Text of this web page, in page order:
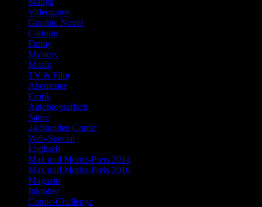
Videogame
Graphic Novel
Cartoon
Funny
Mystery
Musik
TV & Film
Abenteuer
Erotik
Autobiografisch
Satire
24 Stunden Comic
Web-Special
Englisch
Max und Moritz-Preis 2014
Max und Moritz-Preis 2016
Magazin
Inktober
Comic-Challenge